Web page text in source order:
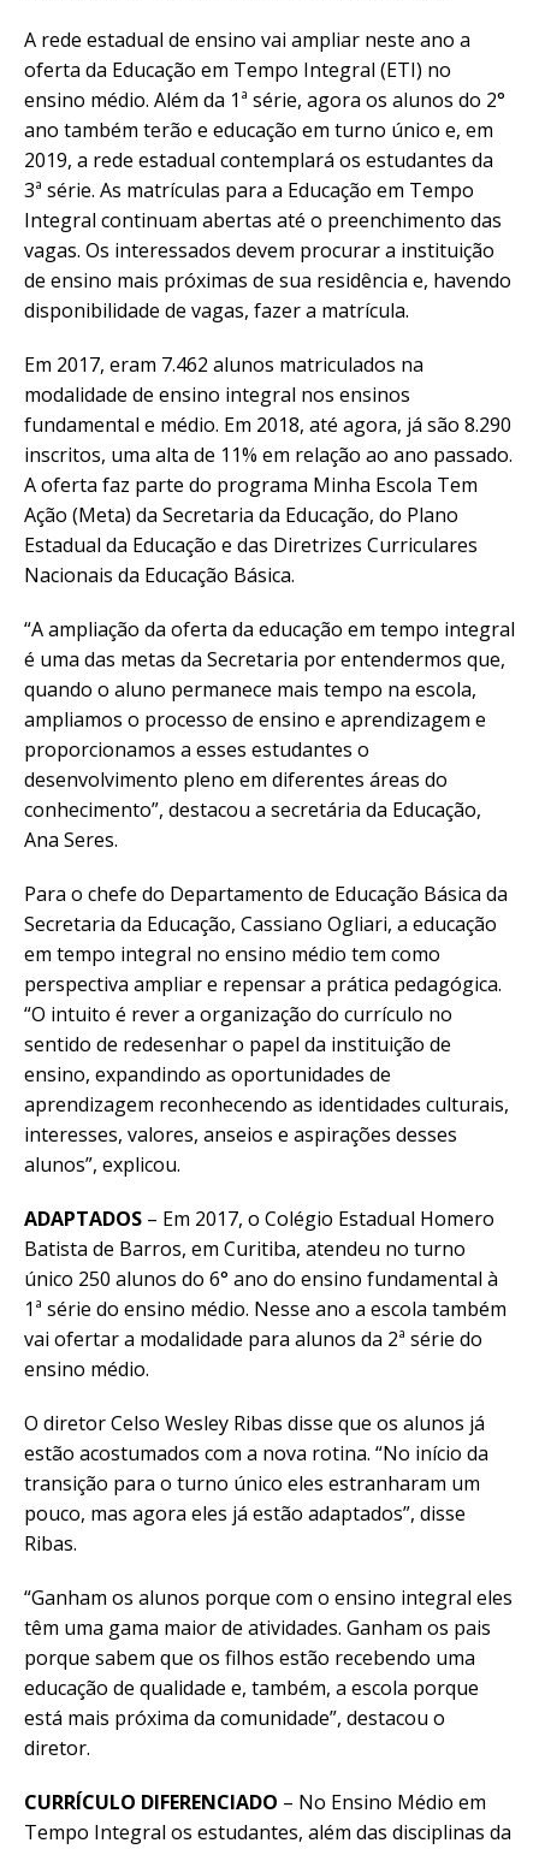
A rede estadual de ensino vai ampliar neste ano a
oferta da Educação em Tempo Integral (ETI) no
ensino médio. Além da 1ª série, agora os alunos do 2°
ano também terão e educação em turno único e, em
2019, a rede estadual contemplará os estudantes da
3ª série. As matrículas para a Educação em Tempo
Integral continuam abertas até o preenchimento das
vagas. Os interessados devem procurar a instituição
de ensino mais próximas de sua residência e, havendo
disponibilidade de vagas, fazer a matrícula.
Em 2017, eram 7.462 alunos matriculados na
modalidade de ensino integral nos ensinos
fundamental e médio. Em 2018, até agora, já são 8.290
inscritos, uma alta de 11% em relação ao ano passado.
A oferta faz parte do programa Minha Escola Tem
Ação (Meta) da Secretaria da Educação, do Plano
Estadual da Educação e das Diretrizes Curriculares
Nacionais da Educação Básica.
“A ampliação da oferta da educação em tempo integral
é uma das metas da Secretaria por entendermos que,
quando o aluno permanece mais tempo na escola,
ampliamos o processo de ensino e aprendizagem e
proporcionamos a esses estudantes o
desenvolvimento pleno em diferentes áreas do
conhecimento”, destacou a secretária da Educação,
Ana Seres.
Para o chefe do Departamento de Educação Básica da
Secretaria da Educação, Cassiano Ogliari, a educação
em tempo integral no ensino médio tem como
perspectiva ampliar e repensar a prática pedagógica.
“O intuito é rever a organização do currículo no
sentido de redesenhar o papel da instituição de
ensino, expandindo as oportunidades de
aprendizagem reconhecendo as identidades culturais,
interesses, valores, anseios e aspirações desses
alunos”, explicou.
ADAPTADOS – Em 2017, o Colégio Estadual Homero
Batista de Barros, em Curitiba, atendeu no turno
único 250 alunos do 6° ano do ensino fundamental à
1ª série do ensino médio. Nesse ano a escola também
vai ofertar a modalidade para alunos da 2ª série do
ensino médio.
O diretor Celso Wesley Ribas disse que os alunos já
estão acostumados com a nova rotina. “No início da
transição para o turno único eles estranharam um
pouco, mas agora eles já estão adaptados”, disse
Ribas.
“Ganham os alunos porque com o ensino integral eles
têm uma gama maior de atividades. Ganham os pais
porque sabem que os filhos estão recebendo uma
educação de qualidade e, também, a escola porque
está mais próxima da comunidade”, destacou o
diretor.
CURRÍCULO DIFERENCIADO – No Ensino Médio em
Tempo Integral os estudantes, além das disciplinas da